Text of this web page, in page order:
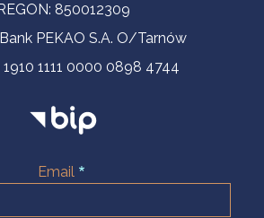
850012309
PEKAO S.A. O/Tarnów
1111 0000 0898 4744
Email